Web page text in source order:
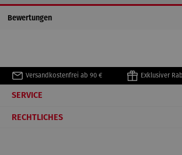
Bewertungen
Versandkostenfrei ab 90 € Exklusiver
SERVICE
RECHTLICHES